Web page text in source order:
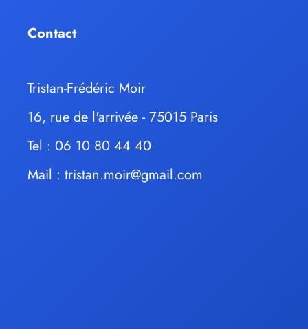
Contact
Tristan-Frédéric Moir
16, rue de l'arrivée - 75015 Paris
Tel : 06 10 80 44 40
Mail : tristan.moir@gmail.com